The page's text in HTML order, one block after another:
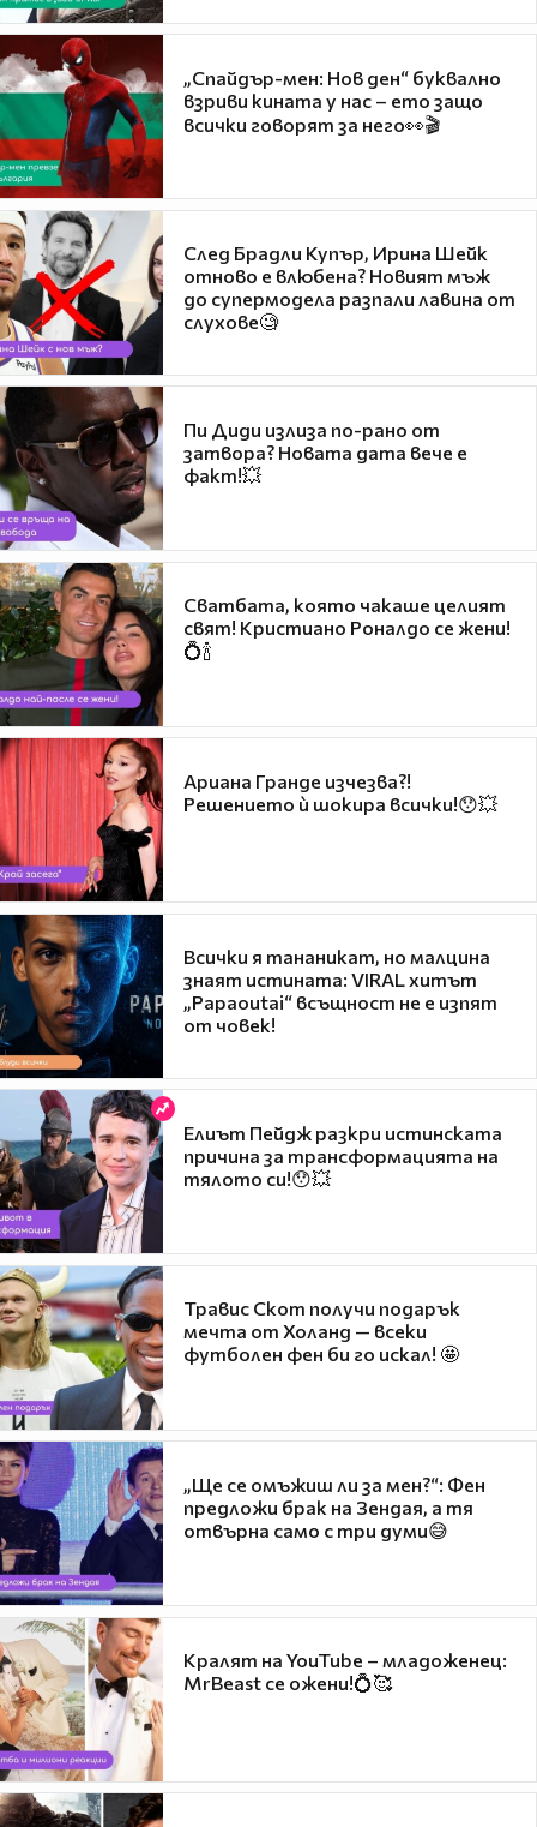
„Спайдър-мен: Нов ден“ буквално
взриви кината у нас – ето защо
всички говорят за него👀🎬
След Брадли Купър, Ирина Шейк
отново е влюбена? Новият мъж
до супермодела разпали лавина от
слухове🧐
Пи Диди излиза по-рано от
затвора? Новата дата вече е
факт!💥
Сватбата, която чакаше целият
свят! Кристиано Роналдо се жени!
💍🍾
Ариана Гранде изчезва?!
Решението ѝ шокира всички!😯💥
Всички я тананикат, но малцина
знаят истината: VIRAL хитът
„Papaoutai“ всъщност не е изпят
от човек!
Елиът Пейдж разкри истинската
причина за трансформацията на
тялото си!😯💥
Травис Скот получи подарък
мечта от Холанд — всеки
футболен фен би го искал! 🤩
„Ще се омъжиш ли за мен?“: Фен
предложи брак на Зендая, а тя
отвърна само с три думи😅
Кралят на YouTube – младоженец:
MrBeast се ожени!💍🥰